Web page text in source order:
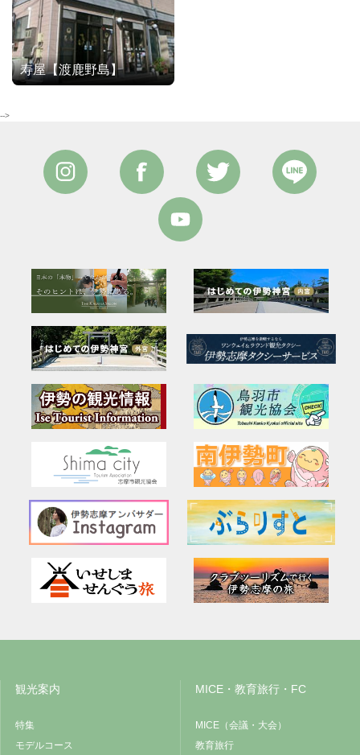
寿屋【渡鹿野島】
-->
観光案内
特集
モデルコース
MICE・教育旅行・FC
MICE（会議・大会）
教育旅行